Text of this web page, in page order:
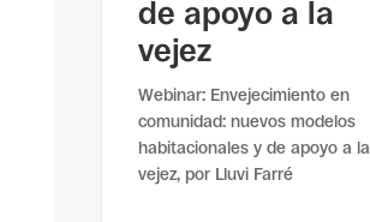
de apoyo a la
vejez
Webinar: Envejecimiento en
comunidad: nuevos modelos
habitacionales y de apoyo a la
vejez, por Lluvi Farré